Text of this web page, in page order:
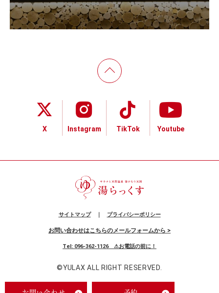
X Instagram TikTok Youtube
サイトマップ｜ プライバシーポリシー
お問い合わせはこちらのメールフォームから >
Tel: 096-362-1126 ⚠お電話の前に！
©YULAX ALL RIGHT RESERVED.